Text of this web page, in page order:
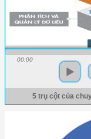
00:00
5 trụ cột của